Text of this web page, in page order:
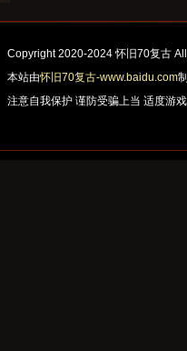
Copyright 2020-2024 怀旧70复古
本站由怀旧70复古-www.baidu.com
注意自我保护 谨防受骗上当 适度游